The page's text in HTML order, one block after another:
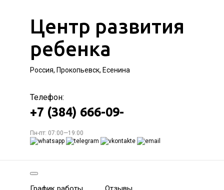
Центр развития
ребенка
Россия, Прокопьевск, Есенина
Телефон:
+7 (384) 666-09-
Пн-пт: 07:00—19:00